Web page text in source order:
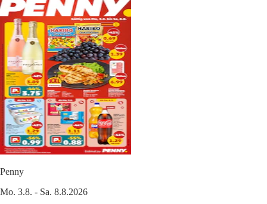
Penny
Mo. 3.8. - Sa. 8.8.2026